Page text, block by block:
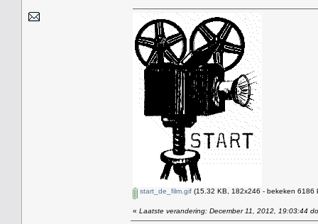
start_de_film.gif (15.32 KB, 182x246 - bekeken 6186
« Laatste verandering: December 11, 2012, 19:03:44